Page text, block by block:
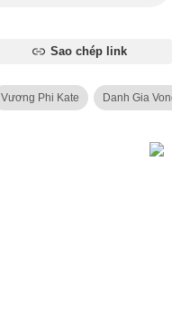
Sao chép link
Vương Phi Kate Danh Gia Vong